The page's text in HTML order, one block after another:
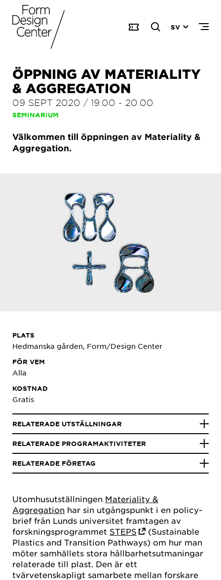
SV
ÖPPNING AV MATERIALITY
& AGGREGATION
09 SEPT 2020 / 19.00 - 20.00
SEMINARIUM
Välkommen till öppningen av Materiality &
Aggregation.
Utomhusutställningen Materiality &
Aggregation har sin utgångspunkt i en policy-
brief från Lunds universitet framtagen av
forskningsprogrammet STEPS
(Sustainable
Plastics and Transition Pathways) om hur man
möter samhällets stora hållbarhetsutmaningar
relaterade till plast. Den är ett
tvärvetenskapligt samarbete mellan forskare
PLATS
Hedmanska gården, Form/Design Center
FÖR VEM
Alla
KOSTNAD
Gratis
RELATERADE UTSTÄLLNINGAR
RELATERADE PROGRAMAKTIVITETER
RELATERADE FÖRETAG